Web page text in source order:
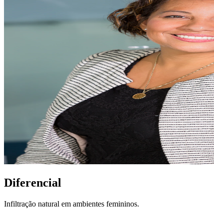
Diferencial
Infiltração natural em ambientes femininos.